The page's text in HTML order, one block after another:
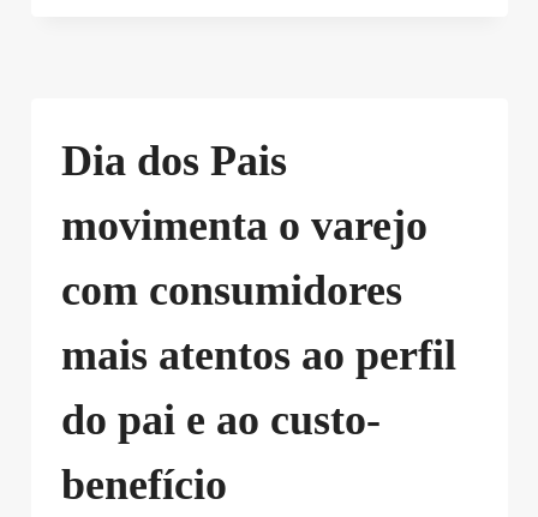
Dia dos Pais
movimenta o varejo
com consumidores
mais atentos ao perfil
do pai e ao custo-
benefício